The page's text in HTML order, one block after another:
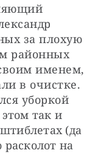
за плохую
районных
именем,
в очистке.
уборкой
так и
(да
на